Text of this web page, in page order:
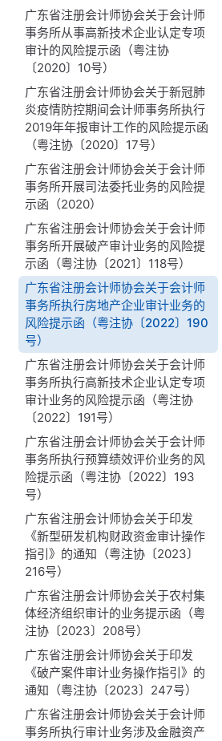
广东省注册会计师协会关于会计师
事务所从事高新技术企业认定专项
审计的风险提示函（粤注协
〔2020〕10号）
广东省注册会计师协会关于新冠肺
炎疫情防控期间会计师事务所执行
2019年年报审计工作的风险提示函
（粤注协〔2020〕17号）
广东省注册会计师协会关于会计师
事务所开展司法委托业务的风险提
示函（2020）
广东省注册会计师协会关于会计师
事务所开展破产审计业务的风险提
示函（粤注协〔2021〕118号）
广东省注册会计师协会关于会计师
事务所执行房地产企业审计业务的
风险提示函（粤注协〔2022〕190
号）
广东省注册会计师协会关于会计师
事务所执行高新技术企业认定专项
审计业务的风险提示函（粤注协
〔2022〕191号）
广东省注册会计师协会关于会计师
事务所执行预算绩效评价业务的风
险提示函（粤注协〔2022〕193
号）
广东省注册会计师协会关于印发
《新型研发机构财政资金审计操作
指引》的通知（粤注协〔2023〕
216号）
广东省注册会计师协会关于农村集
体经济组织审计的业务提示函（粤
注协〔2023〕208号）
广东省注册会计师协会关于印发
《破产案件审计业务操作指引》的
通知（粤注协〔2023〕247号）
广东省注册会计师协会关于会计师
事务所执行审计业务涉及金融资产